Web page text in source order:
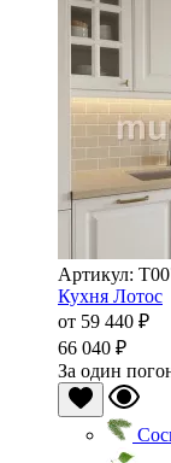
Артикул:
Кухня Лотос
от 59 440 ₽
66 040 ₽
За один